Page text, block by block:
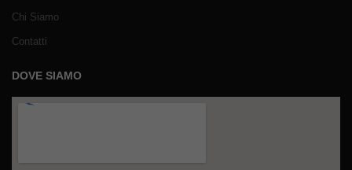
Chi Siamo
Contatti
DOVE SIAMO